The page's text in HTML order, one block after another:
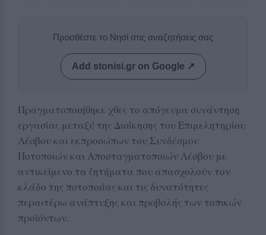
Προσθέστε το Νησί στις αναζητήσεις σας
Add stonisi.gr on Google ↗
Πραγματοποιήθηκε χθες το απόγευμα συνάντηση
εργασίας μεταξύ της Διοίκησης του Επιμελητηρίου
Λέσβου και εκπροσώπων του Συνδέσμου
Ποτοποιών και Αποσταγματοποιών Λέσβου με
αντικείμενο τα ζητήματα που απασχολούν τον
κλάδο της ποτοποιίας και τις δυνατότητες
περαιτέρω ανάπτυξης και προβολής των τοπικών
προϊόντων.